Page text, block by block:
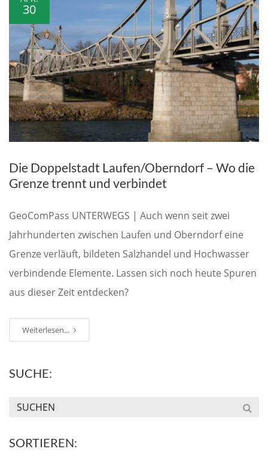
30
Die Doppelstadt Laufen/Oberndorf – Wo die
Grenze trennt und verbindet
GeoComPass UNTERWEGS | Auch wenn seit zwei
Jahrhunderten zwischen Laufen und Oberndorf eine
Grenze verläuft, bildeten Salzhandel und Hochwasser
verbindende Elemente. Lassen sich noch heute Spuren
aus dieser Zeit entdecken?
Weiterlesen...
SUCHE:
SORTIEREN: